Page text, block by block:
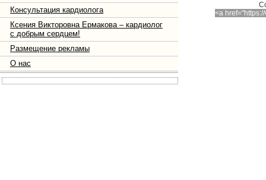
Консультация кардиолога
Ксения Викторовна Ермакова – кардиолог
с добрым сердцем!
Размещение рекламы
О нас
<a